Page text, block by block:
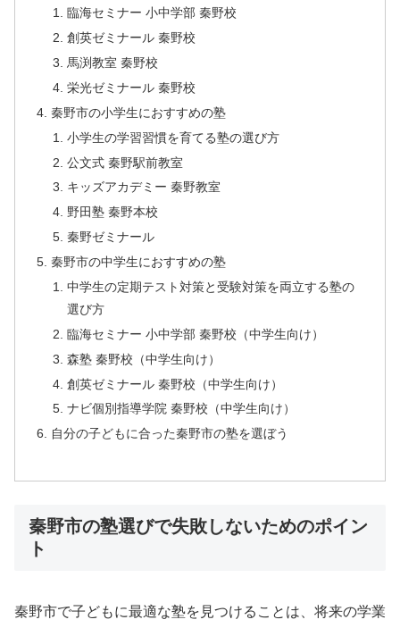
臨海セミナー 小中学部 秦野校
創英ゼミナール 秦野校
馬渕教室 秦野校
栄光ゼミナール 秦野校
秦野市の小学生におすすめの塾
小学生の学習習慣を育てる塾の選び方
公文式 秦野駅前教室
キッズアカデミー 秦野教室
野田塾 秦野本校
秦野ゼミナール
秦野市の中学生におすすめの塾
中学生の定期テスト対策と受験対策を両立する塾の
選び方
臨海セミナー 小中学部 秦野校（中学生向け）
森塾 秦野校（中学生向け）
創英ゼミナール 秦野校（中学生向け）
ナビ個別指導学院 秦野校（中学生向け）
自分の子どもに合った秦野市の塾を選ぼう
秦野市の塾選びで失敗しないためのポイン
ト
秦野市で子どもに最適な塾を見つけることは、将来の学業